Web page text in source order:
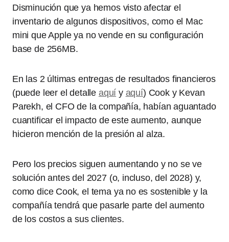
Disminución que ya hemos visto afectar el
inventario de algunos dispositivos, como el Mac
mini que Apple ya no vende en su configuración
base de 256MB.
En las 2 últimas entregas de resultados financieros
(puede leer el detalle aquí y aquí) Cook y Kevan
Parekh, el CFO de la compañía, habían aguantado
cuantificar el impacto de este aumento, aunque
hicieron mención de la presión al alza.
Pero los precios siguen aumentando y no se ve
solución antes del 2027 (o, incluso, del 2028) y,
como dice Cook, el tema ya no es sostenible y la
compañía tendrá que pasarle parte del aumento
de los costos a sus clientes.